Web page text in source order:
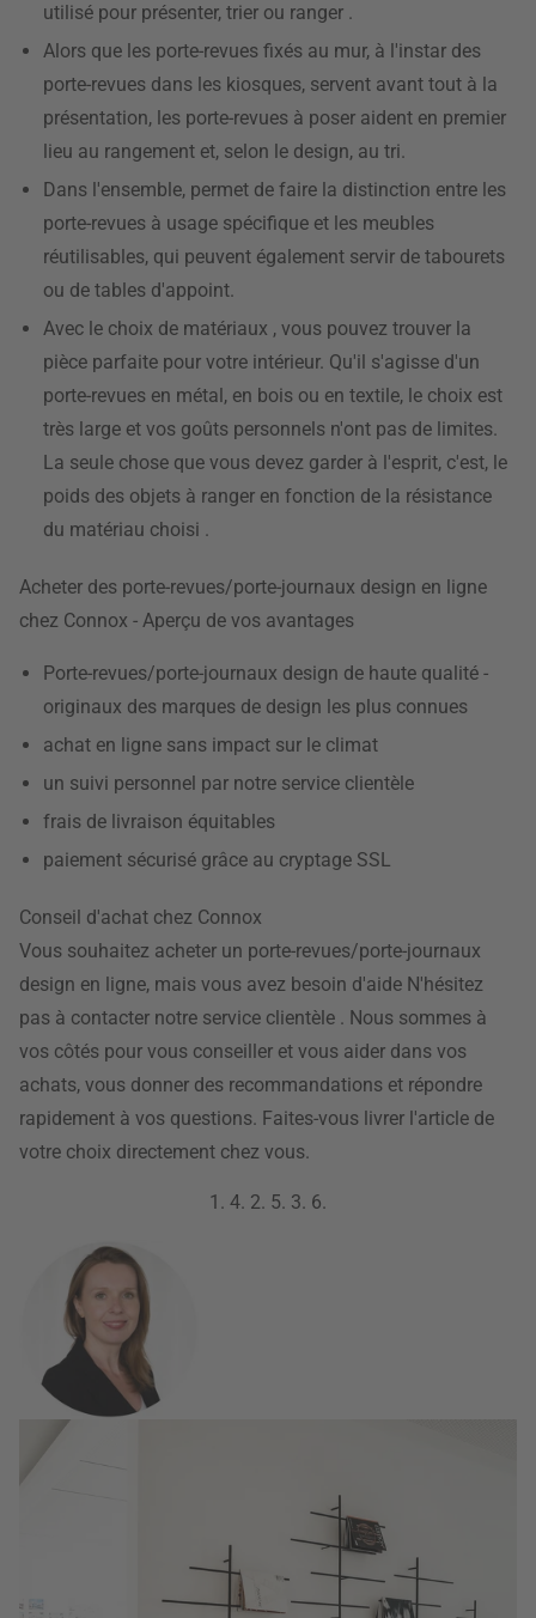
utilisé pour présenter, trier ou ranger .
Alors que les porte-revues fixés au mur, à l'instar des
porte-revues dans les kiosques, servent avant tout à la
présentation, les porte-revues à poser aident en premier
lieu au rangement et, selon le design, au tri.
Dans l'ensemble, permet de faire la distinction entre les
porte-revues à usage spécifique et les meubles
réutilisables, qui peuvent également servir de tabourets
ou de tables d'appoint.
Avec le choix de matériaux , vous pouvez trouver la
pièce parfaite pour votre intérieur. Qu'il s'agisse d'un
porte-revues en métal, en bois ou en textile, le choix est
très large et vos goûts personnels n'ont pas de limites.
La seule chose que vous devez garder à l'esprit, c'est, le
poids des objets à ranger en fonction de la résistance
du matériau choisi .
Acheter des porte-revues/porte-journaux design en ligne
chez Connox - Aperçu de vos avantages
Porte-revues/porte-journaux design de haute qualité -
originaux des marques de design les plus connues
achat en ligne sans impact sur le climat
un suivi personnel par notre service clientèle
frais de livraison équitables
paiement sécurisé grâce au cryptage SSL
Conseil d'achat chez Connox
Vous souhaitez acheter un porte-revues/porte-journaux
design en ligne, mais vous avez besoin d'aide N'hésitez
pas à contacter notre service clientèle . Nous sommes à
vos côtés pour vous conseiller et vous aider dans vos
achats, vous donner des recommandations et répondre
rapidement à vos questions. Faites-vous livrer l'article de
votre choix directement chez vous.
1. 4. 2. 5. 3. 6.